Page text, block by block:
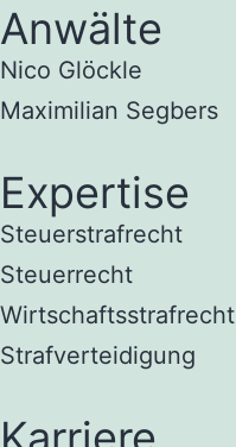
Anwälte
Nico Glöckle
Maximilian Segbers
Expertise
Steuerstrafrecht
Steuerrecht
Wirtschaftsstrafrecht
Strafverteidigung